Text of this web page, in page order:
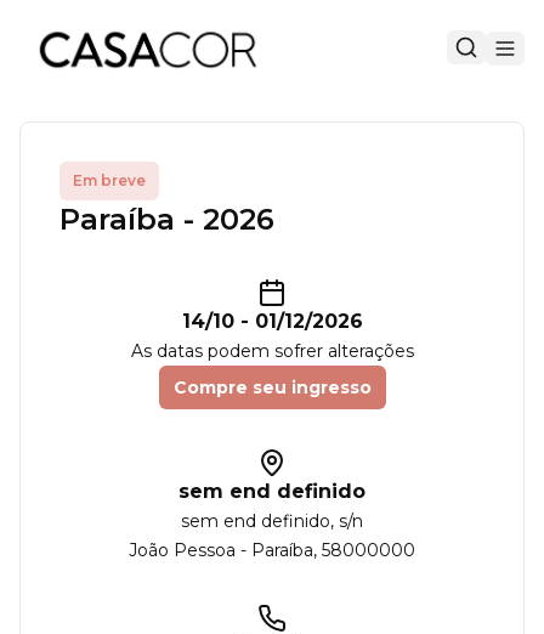
Em breve
Paraíba - 2026
14/10- 01/12/2026
As datas podem sofrer alterações
Compre seu ingresso
sem end definido
sem end definido, s/n
João Pessoa - Paraíba, 58000000